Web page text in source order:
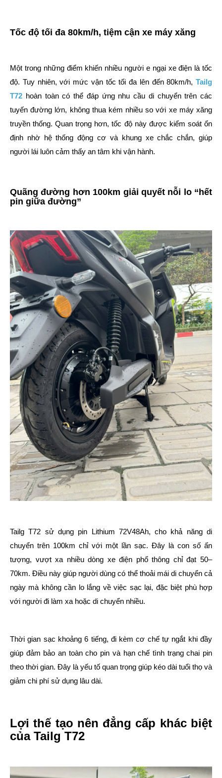
Tốc độ tối đa 80km/h, tiệm cận xe máy xăng
Một trong những điểm khiến nhiều người e ngại xe điện là tốc
độ. Tuy nhiên, với mức vận tốc tối đa lên đến 80km/h, Tailg
T72 hoàn toàn có thể đáp ứng nhu cầu di chuyển trên các
tuyến đường lớn, không thua kém nhiều so với xe máy xăng
truyền thống. Quan trọng hơn, tốc độ này được kiểm soát ổn
định nhờ hệ thống động cơ và khung xe chắc chắn, giúp
người lái luôn cảm thấy an tâm khi vận hành.
Quãng đường hơn 100km giải quyết nỗi lo “hết
pin giữa đường”
Tailg T72 sử dụng pin Lithium 72V48Ah, cho khả năng di
chuyển trên 100km chỉ với một lần sạc. Đây là con số ấn
tượng, vượt xa nhiều dòng xe điện phổ thông chỉ đạt 50–
70km. Điều này giúp người dùng có thể thoải mái di chuyển cả
ngày mà không cần lo lắng về việc sạc lại, đặc biệt phù hợp
với người đi làm xa hoặc di chuyển nhiều.
Thời gian sạc khoảng 6 tiếng, đi kèm cơ chế tự ngắt khi đầy
giúp đảm bảo an toàn cho pin và hạn chế tình trạng chai pin
theo thời gian. Đây là yếu tố quan trọng giúp kéo dài tuổi thọ và
giảm chi phí sử dụng lâu dài.
Lợi thế tạo nên đẳng cấp khác biệt
của Tailg T72